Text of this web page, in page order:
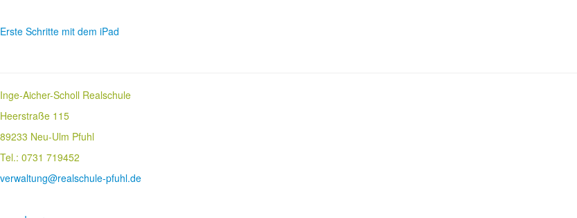
Erste Schritte mit dem iPad
Inge-Aicher-Scholl Realschule
Heerstraße 115
89233 Neu-Ulm Pfuhl
Tel.: 0731 719452
verwaltung@realschule-pfuhl.de